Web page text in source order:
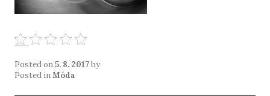
Posted on5. 8. 2017by
Posted inMóda